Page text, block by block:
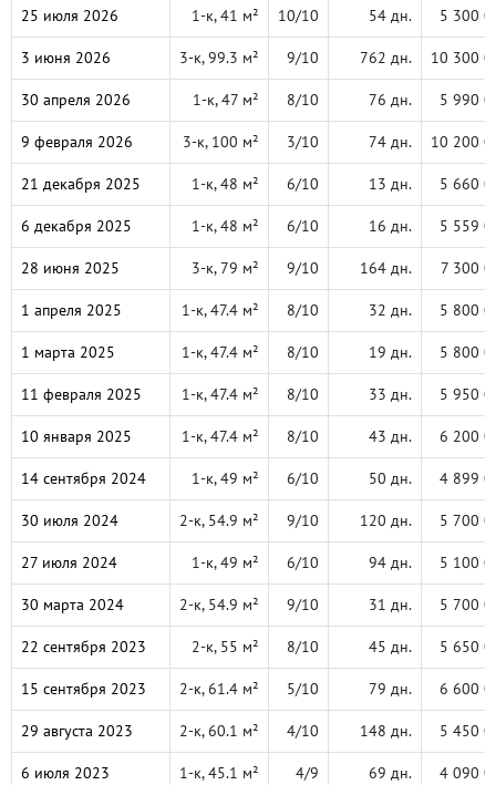
25 июля 2026 1-к, 41 м² 10/10 54 дн. 5 300
3 июня 2026 3-к, 99.3 м² 9/10 762 дн. 10 300
30 апреля 2026 1-к, 47 м² 8/10 76 дн. 5 990
9 февраля 2026 3-к, 100 м² 3/10 74 дн. 10 200
21 декабря 2025 1-к, 48 м² 6/10 13 дн. 5 660
6 декабря 2025 1-к, 48 м² 6/10 16 дн. 5 559
28 июня 2025 3-к, 79 м² 9/10 164 дн. 7 300
1 апреля 2025 1-к, 47.4 м² 8/10 32 дн. 5 800
1 марта 2025 1-к, 47.4 м² 8/10 19 дн. 5 800
11 февраля 2025 1-к, 47.4 м² 8/10 33 дн. 5 950
10 января 2025 1-к, 47.4 м² 8/10 43 дн. 6 200
14 сентября 2024 1-к, 49 м² 6/10 50 дн. 4 899
30 июля 2024 2-к, 54.9 м² 9/10 120 дн. 5 700
27 июля 2024 1-к, 49 м² 6/10 94 дн. 5 100
30 марта 2024 2-к, 54.9 м² 9/10 31 дн. 5 700
22 сентября 2023 2-к, 55 м² 8/10 45 дн. 5 650
15 сентября 2023 2-к, 61.4 м² 5/10 79 дн. 6 600
29 августа 2023 2-к, 60.1 м² 4/10 148 дн. 5 450
6 июля 2023 1-к, 45.1 м² 4/9 69 дн. 4 090